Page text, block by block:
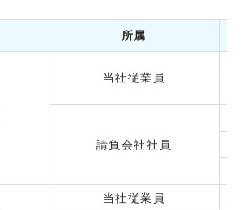
所属
当社従業員
請負会社社員
当社従業員